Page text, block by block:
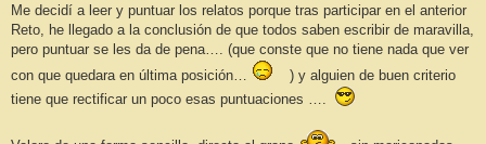
Me decidí a leer y puntuar los relatos porque tras participar en el anterior
Reto, he llegado a la conclusión de que todos saben escribir de maravilla,
pero puntuar se les da de pena…. (que conste que no tiene nada que ver
con que quedara en última posición…
) y alguien de buen criterio
tiene que rectificar un poco esas puntuaciones ….